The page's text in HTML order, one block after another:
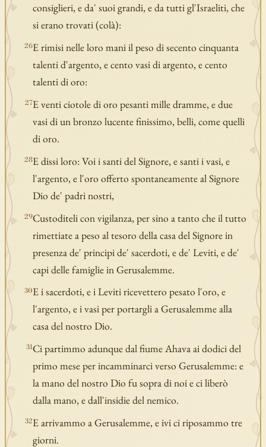
consiglieri, e da' suoi grandi, e da tutti gl'Israeliti, che
si erano trovati (colà):
26E rimisi nelle loro mani il peso di secento cinquanta
talenti d'argento, e cento vasi di argento, e cento
talenti di oro:
27E venti ciotole di oro pesanti mille dramme, e due
vasi di un bronzo lucente finissimo, belli, come quelli
di oro.
28E dissi loro: Voi i santi del Signore, e santi i vasi, e
l'argento, e l'oro offerto spontaneamente al Signore
Dio de' padri nostri,
29Custoditeli con vigilanza, per sino a tanto che il tutto
rimettiate a peso al tesoro della casa del Signore in
presenza de' principi de' sacerdoti, e de' Leviti, e de'
capi delle famiglie in Gerusalemme.
30E i sacerdoti, e i Leviti ricevettero pesato l'oro, e
l'argento, e i vasi per portargli a Gerusalemme alla
casa del nostro Dio.
31Ci partimmo adunque dal fiume Ahava ai dodici del
primo mese per incamminarci verso Gerusalemme: e
la mano del nostro Dio fu sopra di noi e ci liberò
dalla mano, e dall'insidie del nemico.
32E arrivammo a Gerusalemme, e ivi ci riposammo tre
giorni.